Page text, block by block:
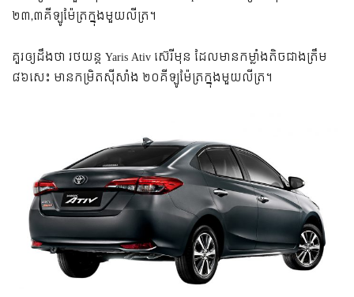
២៣,៣គីឡូម៉ែត្រក្នុងមួយលីត្រ។
គួរឲ្យដឹងថា រថយន្ត Yaris Ativ ស៊េរីមុន ដែលមានកម្លាំងតិចជាងត្រឹម
៨៦សេះ មានកម្រិតស៊ីសាំង ២០គីឡូម៉ែត្រក្នុងមួយលីត្រ។